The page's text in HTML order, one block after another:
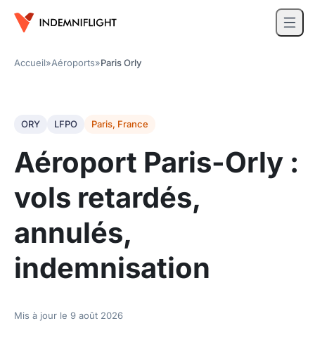
Accueil»Aéroports»Paris Orly
ORY LFPO Paris, France
Aéroport Paris-Orly :
vols retardés,
annulés,
indemnisation
Mis à jour le 9 août 2026